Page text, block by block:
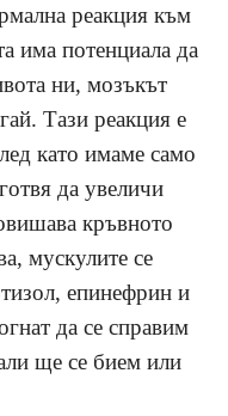
реакция към
има потенциала да
ни, мозъкът
Тази реакция е
като имаме само
да увеличи
кръвното
мускулите се
епинефрин и
да се справим
ще се бием или